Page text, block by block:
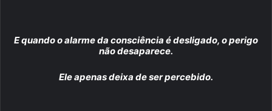
E quando o alarme da consciência é desligado, o perigo
não desaparece.
Ele apenas deixa de ser percebido.